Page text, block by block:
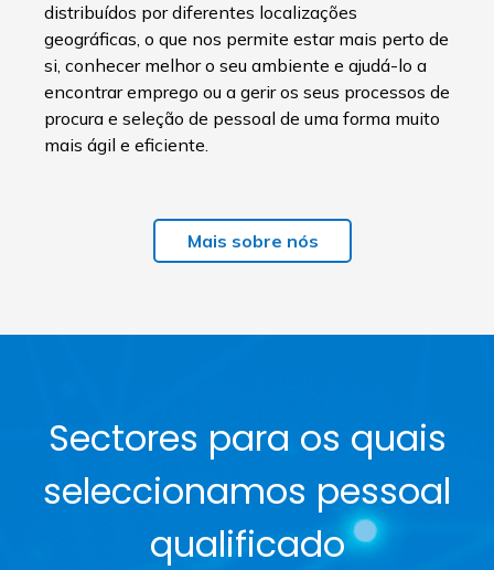
distribuídos por diferentes localizações
geográficas, o que nos permite estar mais perto de
si, conhecer melhor o seu ambiente e ajudá-lo a
encontrar emprego ou a gerir os seus processos de
procura e seleção de pessoal de uma forma muito
mais ágil e eficiente.
Mais sobre nós
Sectores para os quais
seleccionamos pessoal
qualificado